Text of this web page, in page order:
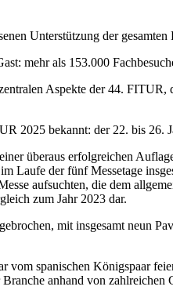
Unterstützung der
mehr als 153.000
Aspekte der 44.
2025 bekannt: der 22. bis 26.
überaus erfolgreichen
der fünf Messetage
aufsuchten, die dem
zum Jahr 2023 dar.
mit insgesamt neun
spanischen Königspaar
anhand von